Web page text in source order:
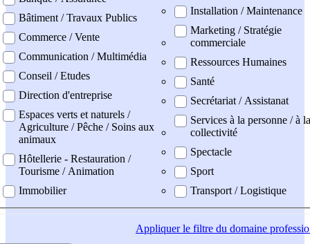
Bâtiment / Travaux Publics
Commerce / Vente
Communication / Multimédia
Conseil / Etudes
Direction d'entreprise
Espaces verts et naturels /
Agriculture / Pêche / Soins aux
animaux
Hôtellerie - Restauration /
Tourisme / Animation
Immobilier
Installation / Maintenance
Marketing / Stratégie
commerciale
Ressources Humaines
Santé
Secrétariat / Assistanat
Services à la personne / à la
collectivité
Spectacle
Sport
Transport / Logistique
Appliquerle filtre du domaine